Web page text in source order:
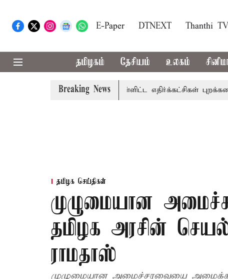
E-Paper DTNEXT Thanthi TV
தமிழகம் தேசியம் உலகம்
Breaking News
அ.தி.மு.க., தி.மு.க. உள்ளிட்ட எதிர்க்கட்சிகள் புறக்கணிப்பு
தமிழக செய்திகள்
முழுமையான
தமிழக அரசின்
ராமதாஸ்
முழுமையான அமைச்சரவையை